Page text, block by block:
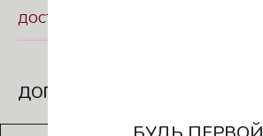
ДОСТАВКА
ДОПОЛНИТЬ ОБРАЗ